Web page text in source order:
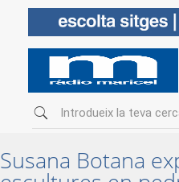
Susana Botana